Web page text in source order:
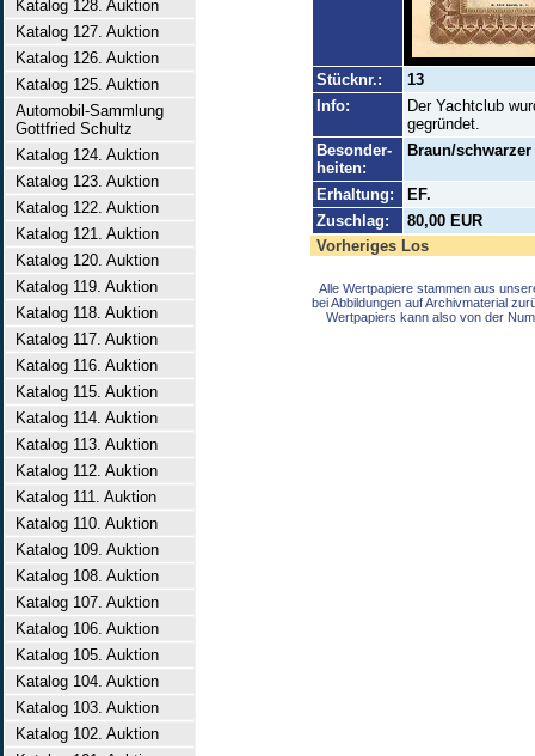
Katalog 128. Auktion
Katalog 127. Auktion
Katalog 126. Auktion
Katalog 125. Auktion
Automobil-Sammlung
Gottfried Schultz
Katalog 124. Auktion
Katalog 123. Auktion
Katalog 122. Auktion
Katalog 121. Auktion
Katalog 120. Auktion
Katalog 119. Auktion
Katalog 118. Auktion
Katalog 117. Auktion
Katalog 116. Auktion
Katalog 115. Auktion
Katalog 114. Auktion
Katalog 113. Auktion
Katalog 112. Auktion
Katalog 111. Auktion
Katalog 110. Auktion
Katalog 109. Auktion
Katalog 108. Auktion
Katalog 107. Auktion
Katalog 106. Auktion
Katalog 105. Auktion
Katalog 104. Auktion
Katalog 103. Auktion
Katalog 102. Auktion
Stücknr.:
13
Info:
Der Yachtclub
gegründet.
Besonder-
heiten:
Braun/
Erhaltung:
EF.
Zuschlag:
80,00 EUR
Vorheriges Los
Alle Wertpapiere stammen aus
bei Abbildungen auf Archivmaterial
Wertpapiers kann also von der